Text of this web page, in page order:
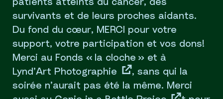
patients atteints du cancer, des
survivants et de leurs proches aidants.
Du fond du cœur, MERCI pour votre
support, votre participation et vos dons!
Merci au Fonds « la cloche » et à
Lynd’Art Photographie
, sans qui la
soirée n’aurait pas été la même. Merci